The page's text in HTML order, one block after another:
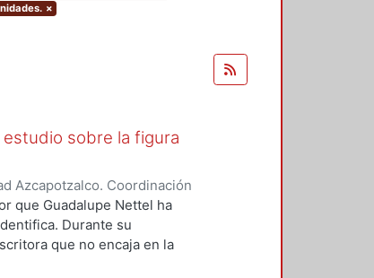
×
sobre la figura
Azcapotzalco. Coordinación
Francisco Javier
que Guadalupe Nettel ha
Durante su
que no encaja en la